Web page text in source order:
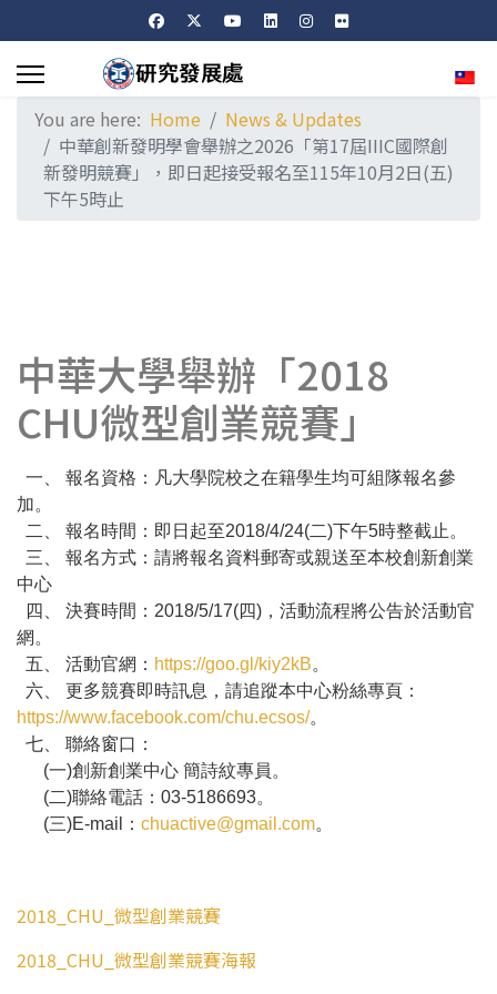
You are here: Home
News & Updates
中華創新發明學會舉辦之2026「第17屆IIIC國際創
新發明競賽」，即日起接受報名至115年10月2日(五)
下午5時止
中華大學舉辦「2018
CHU微型創業競賽」
一、 報名資格：凡大學院校之在籍學生均可組隊報名參
加。
二、 報名時間：即日起至2018/4/24(二)下午5時整截止。
三、 報名方式：請將報名資料郵寄或親送至本校創新創業
中心
四、 決賽時間：2018/5/17(四)，活動流程將公告於活動官
網。
五、 活動官網： https://goo.gl/kiy2kB。
六、 更多競賽即時訊息，請追蹤本中心粉絲專頁：
https://www.facebook.com/chu.ecsos/。
七、 聯絡窗口：
(一)創新創業中心 簡詩紋專員。
(二)聯絡電話：03-5186693。
(三)E-mail： chuactive@gmail.com。
2018_CHU_微型創業競賽
2018_CHU_微型創業競賽海報